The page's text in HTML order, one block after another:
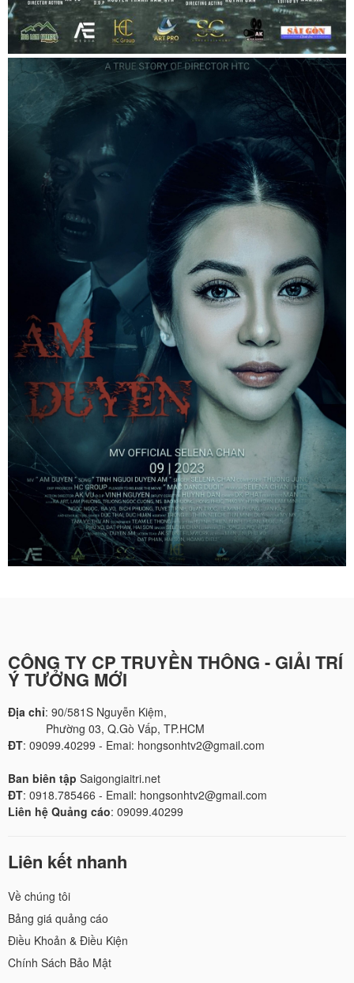
CÔNG TY CP TRUYỀN THÔNG - GIẢI TRÍ
Ý TƯỞNG MỚI
Địa chỉ: 90/581S Nguyễn Kiệm,
Phường 03, Q.Gò Vấp, TP.HCM
ĐT: 09099.40299 - Emai: hongsonhtv2@gmail.com
Ban biên tập Saigongiaitri.net
ĐT: 0918.785466 - Email: hongsonhtv2@gmail.com
Liên hệ Quảng cáo: 09099.40299
Liên kết nhanh
Về chúng tôi
Bảng giá quảng cáo
Điều Khoản & Điều Kiện
Chính Sách Bảo Mật